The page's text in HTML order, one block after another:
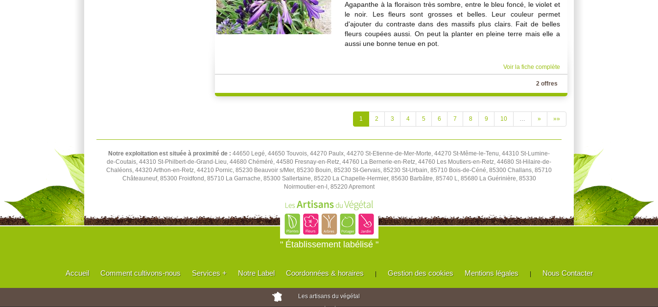
Agapanthe à la floraison très sombre, entre le bleu foncé, le violet et
le noir. Les fleurs sont grosses et belles. Leur couleur permet
d'ajouter du contraste dans des massifs plus clairs. Fait de belles
fleurs coupées aussi. On peut la planter en pleine terre mais elle a
aussi une bonne tenue en pot.
Voir la fiche complète
2 offres
1 2 3 4 5 6 7 8 9 10 … » »»
Notre exploitation est située à proximité de : 44650 Legé, 44650 Touvois, 44270 Paulx, 44270 St-Etienne-de-Mer-Morte, 44270 St-Même-le-Tenu, 44310 St-Lumine-
de-Coutais, 44310 St-Philbert-de-Grand-Lieu, 44680 Chéméré, 44580 Fresnay-en-Retz, 44760 La Bernerie-en-Retz, 44760 Les Moutiers-en-Retz, 44680 St-Hilaire-de-
Chaléons, 44320 Arthon-en-Retz, 44210 Pornic, 85230 Beauvoir s/Mer, 85230 Bouin, 85230 St-Gervais, 85230 St-Urbain, 85710 Bois-de-Céné, 85300 Challans, 85710
Châteauneuf, 85300 Froidfond, 85710 La Garnache, 85300 Sallertaine, 85220 La Chapelle-Hermier, 85630 Barbâtre, 85740 L, 85680 La Guérinière, 85330
Noirmoutier-en-l, 85220 Apremont
" Établissement labélisé "
Accueil Comment cultivons-nous Services + Notre Label Coordonnées & horaires Gestion des cookies Mentions légales Nous Contacter
Les artisans du végétal